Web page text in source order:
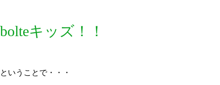
bolteキッズ！！
ということで・・・